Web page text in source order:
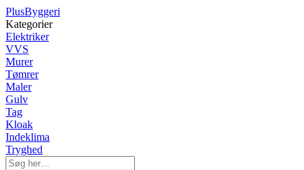
PlusByggeri
Kategorier
Elektriker
VVS
Murer
Tømrer
Maler
Gulv
Tag
Kloak
Indeklima
Tryghed